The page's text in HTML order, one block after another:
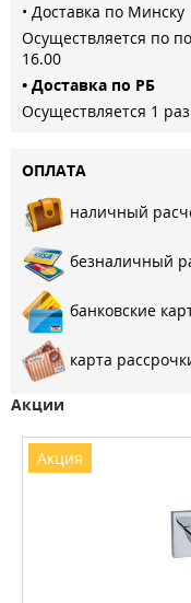
• Доставка по Минску
Осуществляется по
16.00
• Доставка по РБ
Осуществляется 1
ОПЛАТА
наличный
безналичный
банковские
карта
Акции
Акция